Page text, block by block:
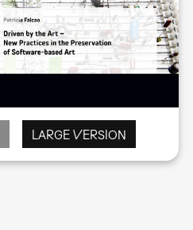
LARGE VERSION